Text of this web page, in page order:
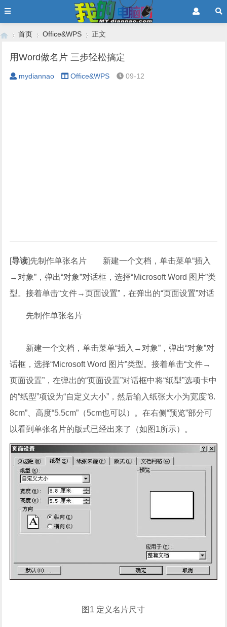
›
首页
›
Office&WPS
›
正文
用Word做名片 三步轻松搞定
mydiannao Office&WPS 09-12
[导读]先制作单张名片 新建一个文档，单击菜单“插入
→对象”，弹出“对象”对话框，选择“Microsoft Word 图片”类
型。接着单击“文件→页面设置”，在弹出的“页面设置”对话
先制作单张名片
新建一个文档，单击菜单“插入→对象”，弹出“对象”对
话框，选择“Microsoft Word 图片”类型。接着单击“文件→
页面设置”，在弹出的“页面设置”对话框中将“纸型”选项卡中
的“纸型”项设为“自定义大小”，然后输入纸张大小为宽度“8.
8cm”、高度“5.5cm”（5cm也可以）。在右侧“预览”部分可
以看到单张名片的版式已经出来了（如图1所示）。
图1 定义名片尺寸